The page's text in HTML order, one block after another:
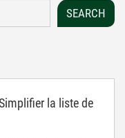
la liste de